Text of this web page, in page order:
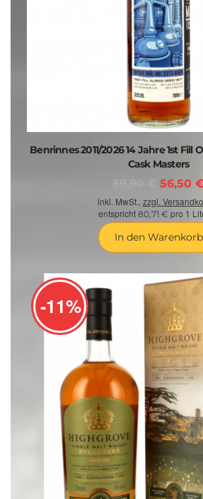
Benrinnes 2011/2026 14 Jahre 1st Fill
Cask Masters
56,50
inkl. MwSt., zzgl.
entspricht 80,71 € pro 1
In den Warenkorb
-11%